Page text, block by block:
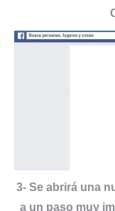
3- Se abrirá una
a un paso muy